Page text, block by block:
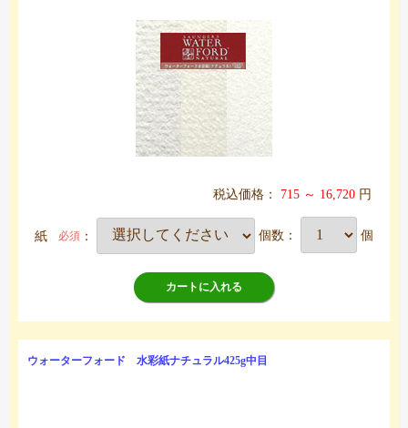
税込価格： 715 ～ 16,720 円
紙 必須 ： 個数： 個
カートに入れる
ウォーターフォード 水彩紙ナチュラル425g中目